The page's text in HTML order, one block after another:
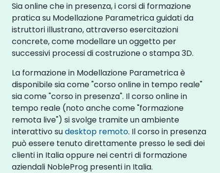
Sia online che in presenza, i corsi di formazione
pratica su Modellazione Parametrica guidati da
istruttori illustrano, attraverso esercitazioni
concrete, come modellare un oggetto per
successivi processi di costruzione o stampa 3D.
La formazione in Modellazione Parametrica è
disponibile sia come "corso online in tempo reale"
sia come "corso in presenza". Il corso online in
tempo reale (noto anche come "formazione
remota live") si svolge tramite un ambiente
interattivo sudesktop remoto. Il corso in presenza
può essere tenuto direttamente presso le sedi dei
clienti in Italia oppure nei centri di formazione
aziendali NobleProg presenti in Italia.